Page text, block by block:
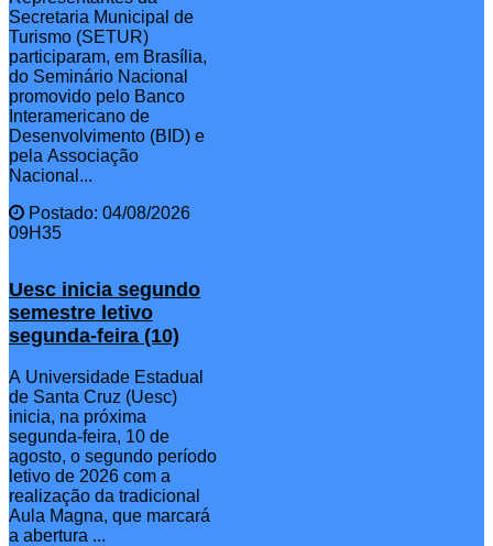
Secretaria Municipal de
Turismo (SETUR)
participaram, em Brasília,
do Seminário Nacional
promovido pelo Banco
Interamericano de
Desenvolvimento (BID) e
pela Associação
Nacional...
Postado: 04/08/2026
09H35
Uesc inicia segundo
semestre letivo
segunda-feira (10)
A Universidade Estadual
de Santa Cruz (Uesc)
inicia, na próxima
segunda-feira, 10 de
agosto, o segundo período
letivo de 2026 com a
realização da tradicional
Aula Magna, que marcará
a abertura ...